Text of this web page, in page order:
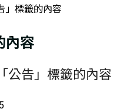
」標籤的內容
內容
公告」標籤的內容